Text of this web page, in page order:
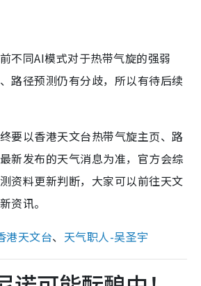
不同AI模式对于热带气旋的强弱
路径预测仍有分歧，所以有待后续
要以香港天文台热带气旋主页、路
新发布的天气消息为准，官方会综
资料更新判断，大家可以前往天文
资讯。
港天文台、 天气职人-吴圣宇